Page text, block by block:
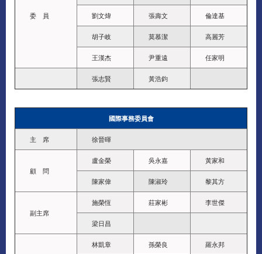
委 員 劉文煒 張壽文 倫達基
胡子岐 莫慕潔 高麗芳
王漢杰 尹重遠 任家明
張志賢 黃浩鈞
國際事務委員會
主 席 徐晉暉
顧 問
盧金榮 吳永嘉 黃家和
陳家偉 陳淑玲 黎其方
副主席
施榮恆 莊家彬 李世傑
梁日昌
林凱章 孫榮良 羅永邦